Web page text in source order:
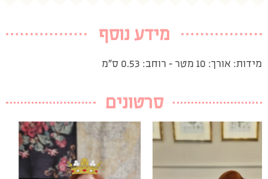
מידע נוסף
מידות: אורך: 10 מטר – רוחב: 0.53 ס”מ
סרטונים